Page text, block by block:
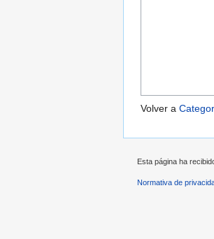
Volver a
Esta página ha
Normativa de